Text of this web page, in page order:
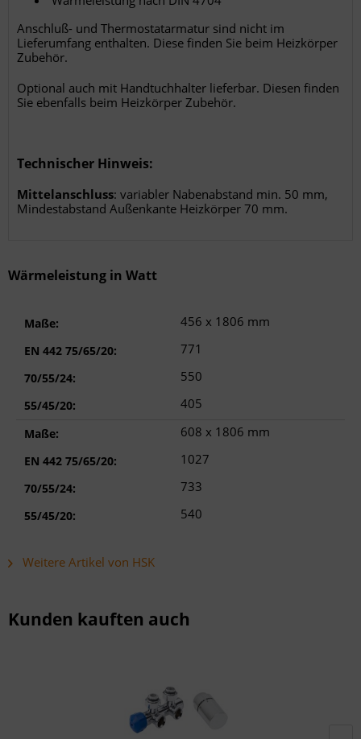
Anschluß- und Thermostatarmatur sind nicht im
Lieferumfang enthalten. Diese finden Sie beim Heizkörper
Zubehör.
Optional auch mit Handtuchhalter lieferbar. Diesen finden
Sie ebenfalls beim Heizkörper Zubehör.
Technischer Hinweis:
Mittelanschluss: variabler Nabenabstand min. 50 mm,
Mindestabstand Außenkante Heizkörper 70 mm.
Wärmeleistung in Watt
Maße: 456 x 1806 mm
EN 442 75/65/20: 771
70/55/24: 550
55/45/20: 405
Maße: 608 x 1806 mm
EN 442 75/65/20: 1027
70/55/24: 733
55/45/20: 540
Weitere Artikel von HSK
Kunden kauften auch